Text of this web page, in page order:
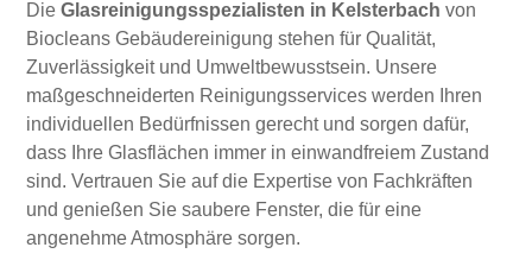
DieGlasreinigungsspezialisten in Kelsterbach von
Biocleans Gebäudereinigung stehen für Qualität,
Zuverlässigkeit und Umweltbewusstsein. Unsere
maßgeschneiderten Reinigungsservices werden Ihren
individuellen Bedürfnissen gerecht und sorgen dafür,
dass Ihre Glasflächen immer in einwandfreiem Zustand
sind. Vertrauen Sie auf die Expertise von Fachkräften
und genießen Sie saubere Fenster, die für eine
angenehme Atmosphäre sorgen.